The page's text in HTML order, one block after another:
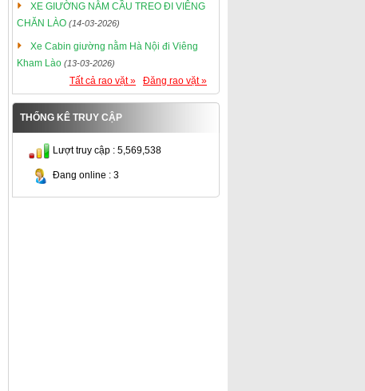
XE GIƯỜNG NẰM CẦU TREO ĐI VIÊNG
CHĂN LÀO (14-03-2026)
Xe Cabin giường nằm Hà Nội đi Viêng
Kham Lào (13-03-2026)
Tất cả rao vặt » Đăng rao vặt »
THỐNG KÊ TRUY CẬP
Lượt truy cập : 5,569,538
Đang online : 3